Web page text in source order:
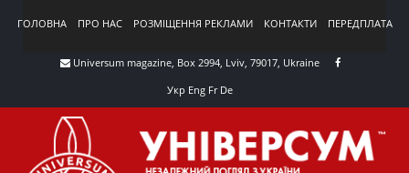
ГОЛОВНА ПРО НАС РОЗМІЩЕННЯ РЕКЛАМИ КОНТАКТИ ПЕРЕДПЛАТА
Universum magazine, Box 2994, Lviv, 79017, Ukraine
Укр Eng Fr De